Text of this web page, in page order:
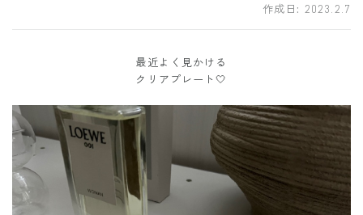
作成日: 2023.2.7
最近よく見かける
クリアプレート🤍